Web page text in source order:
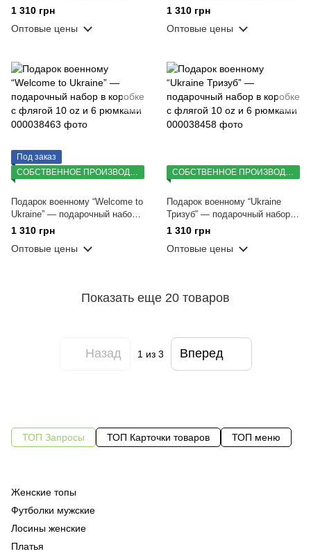
набор в коробке с флягой 10
oz и 6 рюмками
1 310 грн
Оптовые цены
коробке с флягой 10 oz и 6
рюмками
1 310 грн
Оптовые цены
Под заказ
Подарок военному “Welcome to
Ukraine” — подарочный набор в
коробке с флягой 10 oz и 6
рюмками
1 310 грн
Оптовые цены
Подарок военному “Ukraine
Тризуб” — подарочный набор в
коробке с флягой 10 oz и 6
рюмками
1 310 грн
Оптовые цены
Показать еще 20 товаров
Назад 1 из 3 Вперед
ТОП Запросы ТОП Карточки товаров ТОП меню
Женские топы
Футболки мужские
Лосины женские
Платья